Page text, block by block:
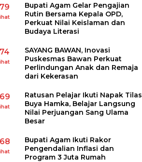
Bupati Agam Gelar Pengajian
Rutin Bersama Kepala OPD,
Perkuat Nilai Keislaman dan
Budaya Literasi
SAYANG BAWAN, Inovasi
Puskesmas Bawan Perkuat
Perlindungan Anak dan Remaja
dari Kekerasan
Ratusan Pelajar Ikuti Napak Tilas
Buya Hamka, Belajar Langsung
Nilai Perjuangan Sang Ulama
Besar
Bupati Agam Ikuti Rakor
Pengendalian Inflasi dan
Program 3 Juta Rumah